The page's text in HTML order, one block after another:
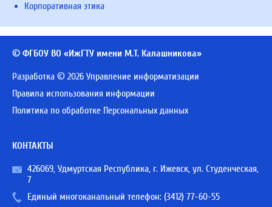
Корпоративная этика
© ФГБОУ ВО «ИжГТУ имени М.Т. Калашникова»
Разработка © 2026 Управление информатизации
Правила использования информации
Политика по обработке Персональных данных
КОНТАКТЫ
426069, Удмуртская Республика, г. Ижевск, ул. Студенческая,
7
Единый многоканальный телефон: (3412) 77-60-55